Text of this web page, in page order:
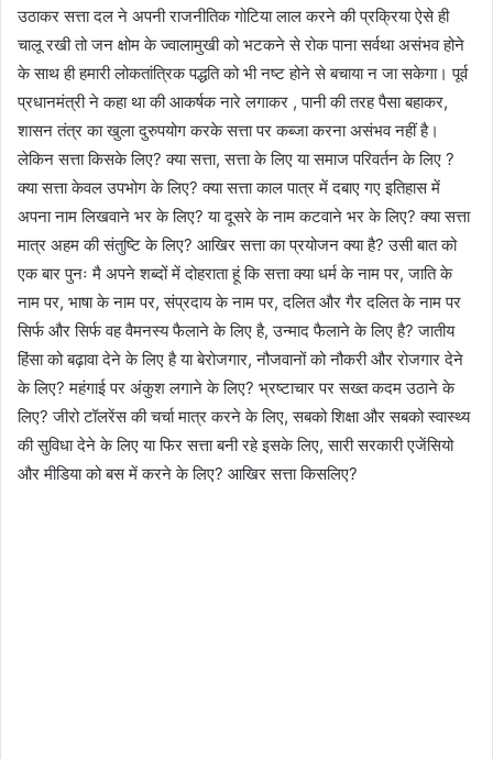
उठाकर सत्ता दल ने अपनी राजनीतिक गोटिया लाल करने की प्रक्रिया ऐसे ही
चालू रखी तो जन क्षोम के ज्वालामुखी को भटकने से रोक पाना सर्वथा असंभव होने
के साथ ही हमारी लोकतांत्रिक पद्धति को भी नष्ट होने से बचाया न जा सकेगा। पूर्व
प्रधानमंत्री ने कहा था की आकर्षक नारे लगाकर , पानी की तरह पैसा बहाकर,
शासन तंत्र का खुला दुरुपयोग करके सत्ता पर कब्जा करना असंभव नहीं है।
लेकिन सत्ता किसके लिए? क्या सत्ता, सत्ता के लिए या समाज परिवर्तन के लिए ?
क्या सत्ता केवल उपभोग के लिए? क्या सत्ता काल पात्र में दबाए गए इतिहास में
अपना नाम लिखवाने भर के लिए? या दूसरे के नाम कटवाने भर के लिए? क्या सत्ता
मात्र अहम की संतुष्टि के लिए? आखिर सत्ता का प्रयोजन क्या है? उसी बात को
एक बार पुनः मै अपने शब्दों में दोहराता हूं कि सत्ता क्या धर्म के नाम पर, जाति के
नाम पर, भाषा के नाम पर, संप्रदाय के नाम पर, दलित और गैर दलित के नाम पर
सिर्फ और सिर्फ वह वैमनस्य फैलाने के लिए है, उन्माद फैलाने के लिए है? जातीय
हिंसा को बढ़ावा देने के लिए है या बेरोजगार, नौजवानों को नौकरी और रोजगार देने
के लिए? महंगाई पर अंकुश लगाने के लिए? भ्रष्टाचार पर सख्त कदम उठाने के
लिए? जीरो टॉलरेंस की चर्चा मात्र करने के लिए, सबको शिक्षा और सबको स्वास्थ्य
की सुविधा देने के लिए या फिर सत्ता बनी रहे इसके लिए, सारी सरकारी एजेंसियो
और मीडिया को बस में करने के लिए? आखिर सत्ता किसलिए?